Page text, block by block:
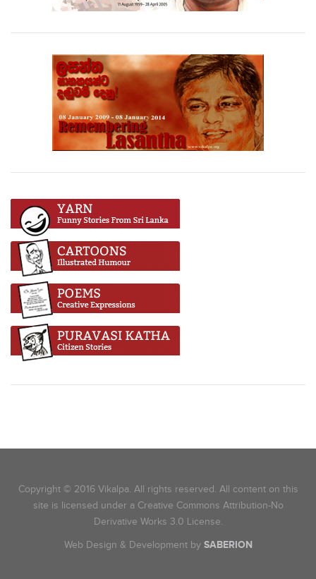
Copyright © 2016 Vikalpa. All rights reserved. All content on this
site is licensed under a Creative Commons Attribution-No
Derivative Works 3.0 License.
Web Design & Development by SABERION